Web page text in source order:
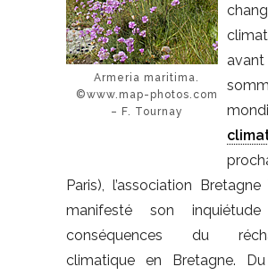
Armeria maritima.
©www.map-photos.com
– F. Tournay
Paris), l’association
manifesté son
conséquences du
climatique en Bretagne.